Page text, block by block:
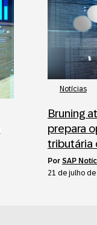
Notícias
Bruning
prepara
tributária
por SAP
21 de julho de